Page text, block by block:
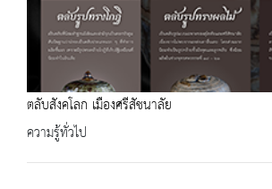
ตลับสังคโลก เมืองศรีสัชนาลัย
ความรู้ทั่วไป